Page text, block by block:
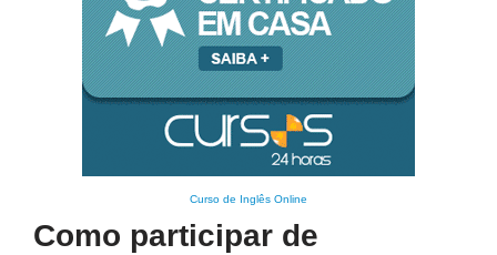
Curso de Inglês Online
Como participar de